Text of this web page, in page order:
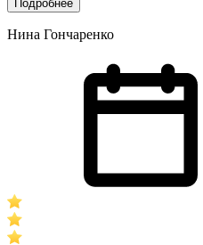
Подробнее
Нина Гончаренко